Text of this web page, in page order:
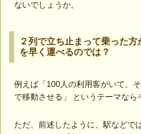
ないでしょうか。
２列で立ち止まって乗った
を早く運べるのでは？
例えば「100人の利用客がいて、
で移動させる」 というテーマなら
ただ、前述したように、駅などで